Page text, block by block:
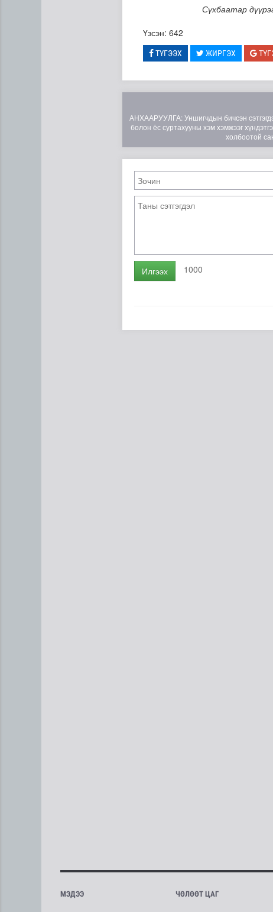
Сүхбаатар
Үзсэн: 642
ТҮГЭЭХ ЖИРГЭХ
АНХААРУУЛГА: Уншигчдын бичсэн
болон ёс суртахууны хэм хэмжээг
холбоотой
Илгээх 1000
МЭДЭЭ ЧӨЛӨӨТ ЦАГ